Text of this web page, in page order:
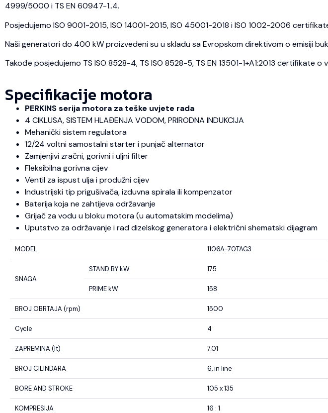
4999/5000 i TS EN 60947-1..4.
Posjedujemo ISO 9001-2015, ISO 14001-2015, ISO 45001-2018 i ISO 1002-2006
Naši generatori do 400 kW proizvedeni su u skladu sa Evropskom direktivom o emisiji
Takođe posjedujemo TS ISO 8528-4, TS ISO 8528-5, TS EN 13501-1+A1:2013
Specifikacije motora
PERKINS serija motora za teške uvjete rada
4 CIKLUSA, SISTEM HLAĐENJA VODOM, PRIRODNA INDUKCIJA
Mehanički sistem regulatora
12/24 voltni samostalni starter i punjač alternator
Zamjenjivi zračni, gorivni i uljni filter
Fleksibilna gorivna cijev
Ventil za ispust ulja i produžni cijev
Industrijski tip prigušivača, izduvna spirala ili kompenzator
Baterija koja ne zahtijeva održavanje
Grijač za vodu u bloku motora (u automatskim modelima)
Uputstvo za održavanje i rad dizelskog generatora i električni shematski dijagram
MODEL 1106A-70TAG3
SNAGA
STAND BY kW 175
PRIME kW 158
BROJ OBRTAJA (rpm) 1500
Cycle 4
ZAPREMINA (lt) 7.01
BROJ CILINDARA 6, in line
BORE AND STROKE 105 x 135
KOMPRESIJA 16 : 1